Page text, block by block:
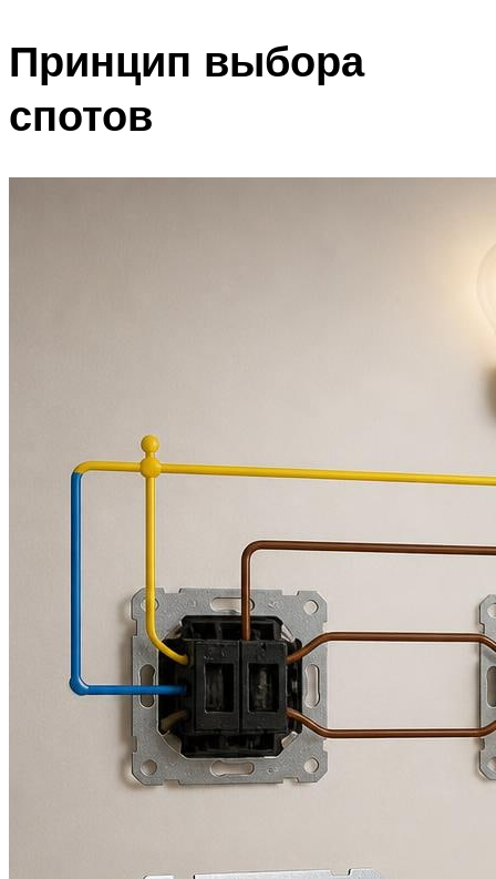
Принцип выбора
спотов